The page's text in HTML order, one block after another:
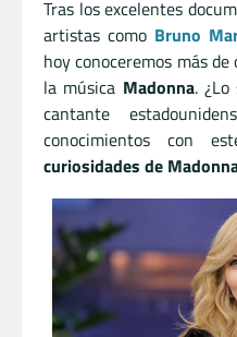
Tras los excelentes
artistas como Bruno
hoy conoceremos más
la música Madonna. ¿Lo
cantante
conocimientos con
curiosidades de